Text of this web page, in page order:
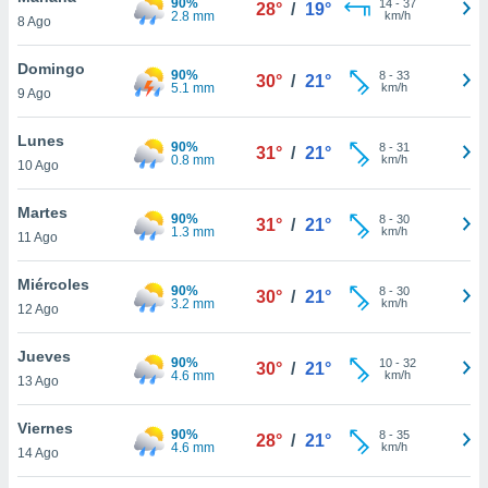
y
en
más
de
disponible
cookies
aceptar
8 Ago
2.8 mm
28° / 19° 14- 37
km/h
Domingo
9 Ago
90%
5.1 mm
30° / 21° 8- 33
km/h
Lunes
10 Ago
90%
0.8 mm
31° / 21° 8- 31
km/h
Martes
11 Ago
90%
1.3 mm
31° / 21° 8- 30
km/h
Miércoles
12 Ago
90%
3.2 mm
30° / 21° 8- 30
km/h
Jueves
13 Ago
90%
4.6 mm
30° / 21° 10- 32
km/h
Viernes
14 Ago
90%
4.6 mm
28° / 21° 8- 35
km/h